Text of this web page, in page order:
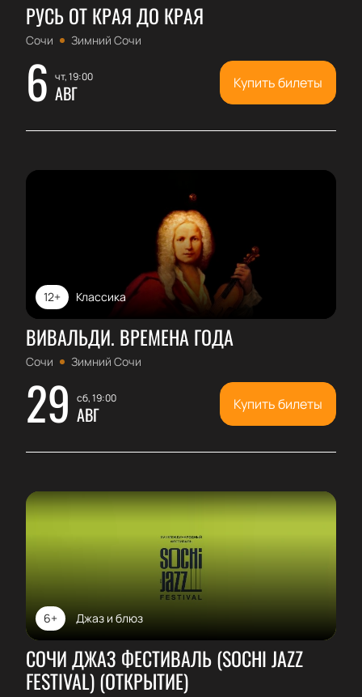
РУСЬ ОТ КРАЯ ДО КРАЯ
Сочи Зимний Сочи
6 чт, 19:00
АВГ Купить билеты
Классика
12+
ВИВАЛЬДИ. ВРЕМЕНА ГОДА
Сочи Зимний Сочи
29 сб, 19:00
АВГ Купить билеты
Джаз и блюз
6+
СОЧИ ДЖАЗ ФЕСТИВАЛЬ (SOCHI JAZZ
FESTIVAL) (ОТКРЫТИЕ)